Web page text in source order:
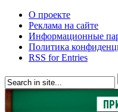
О проекте
Реклама на сайте
Информационные
Политика
RSS for Entries